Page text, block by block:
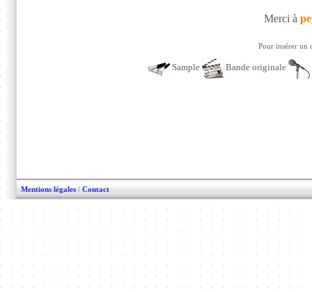
Merci à
Pour insérer un
Sample Bande originale
Mentions légales / Contact